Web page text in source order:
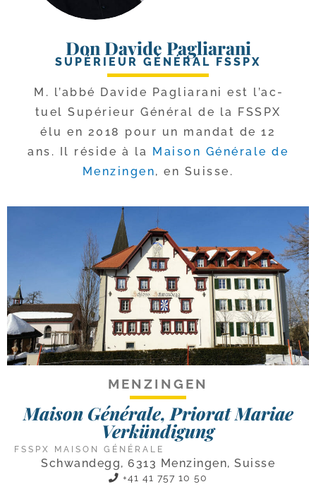
Don Davide Pagliarani
SUPÉRIEUR GÉNÉRAL FSSPX
M. l’ab­bé Davide Pagliarani est l’ac­
tuel Supérieur Général de la FSSPX
élu en 2018 pour un man­dat de 12
ans. Il réside à la Maison Générale de
Menzingen, en Suisse.
MENZINGEN
Maison Générale, Priorat Mariae
Verkündigung
FSSPX MAISON GÉNÉRALE
Schwandegg, 6313 Menzingen, Suisse
+41 41 757 10 50